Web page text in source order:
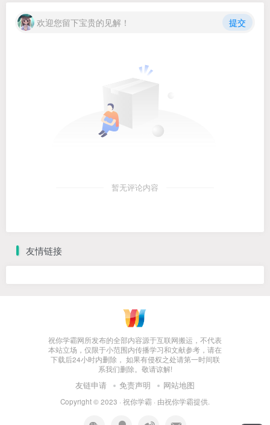
欢迎您留下宝贵的见解！ 提交
暂无评论内容
友情链接
祝你学霸网所发布的全部内容源于互联网搬运，不代表
本站立场，仅限于小范围内传播学习和文献参考，请在
下载后24小时内删除， 如果有侵权之处请第一时间联
系我们删除。敬请谅解!
友链申请 免责声明 网站地图
Copyright © 2023 · 祝你学霸 · 由祝你学霸提供.